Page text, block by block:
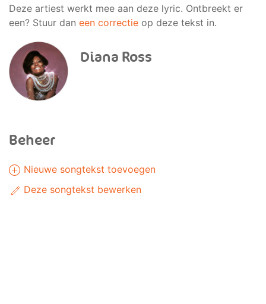
Deze artiest werkt mee aan deze lyric. Ontbreekt er
een? Stuur dan een correctie op deze tekst in.
Diana Ross
Beheer
Nieuwe songtekst toevoegen
Deze songtekst bewerken